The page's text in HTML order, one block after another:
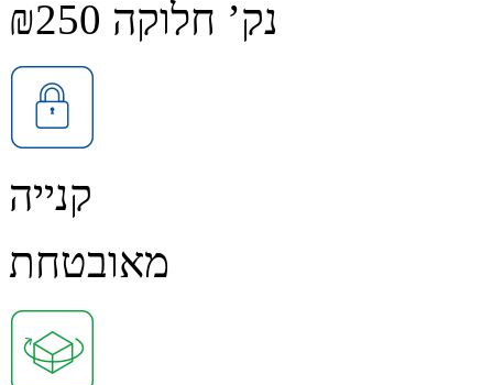
נק’ חלוקה ₪250
קנייה
מאובטחת